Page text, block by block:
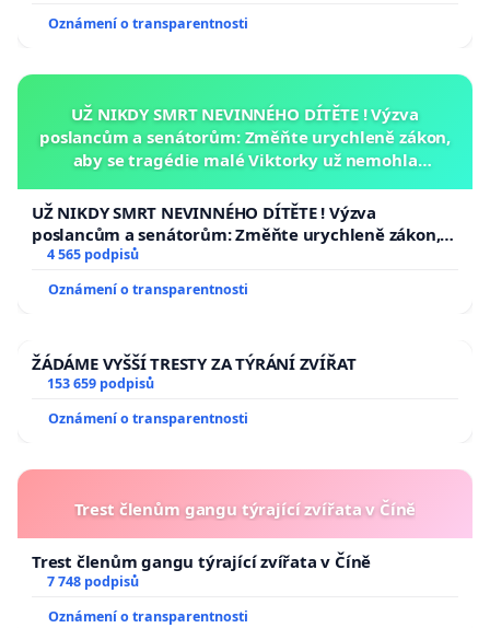
Oznámení o transparentnosti
UŽ NIKDY SMRT NEVINNÉHO DÍTĚTE ! Výzva
poslancům a senátorům: Změňte urychleně zákon,
aby se tragédie malé Viktorky už nemohla
UŽ NIKDY SMRT NEVINNÉHO DÍTĚTE ! Výzva
poslancům a senátorům: Změňte urychleně zákon,
aby se tragédie malé Viktorky už nemohla opakovat!
4 565 podpisů
Oznámení o transparentnosti
ŽÁDÁME VYŠŠÍ TRESTY ZA TÝRÁNÍ ZVÍŘAT
153 659 podpisů
Oznámení o transparentnosti
Trest členům gangu týrající zvířata v Číně
Trest členům gangu týrající zvířata v Číně
7 748 podpisů
Oznámení o transparentnosti